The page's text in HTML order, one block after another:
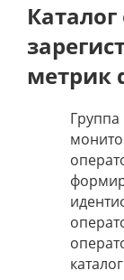
метрик
каталог